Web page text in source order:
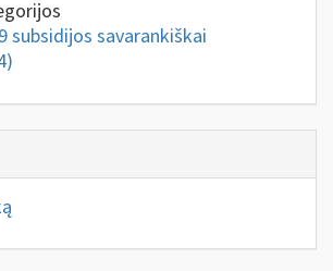
subsidijos savarankiškai